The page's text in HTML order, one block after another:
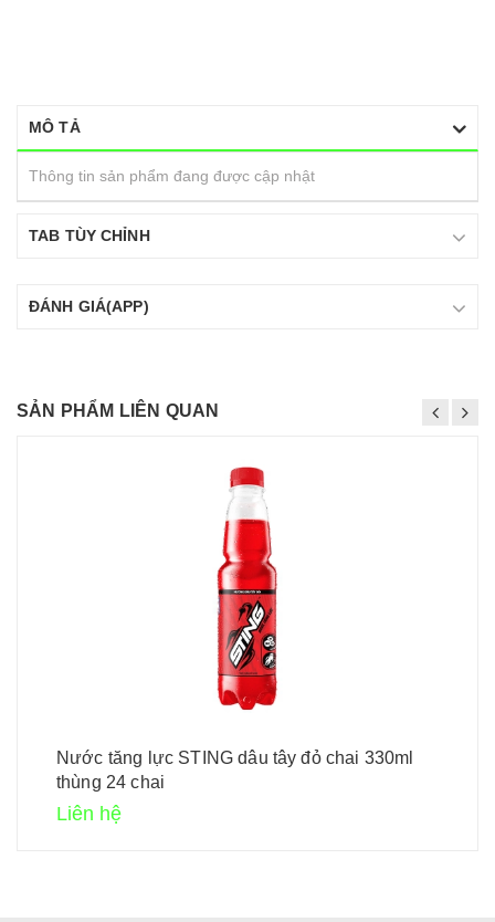
MÔ TẢ
Thông tin sản phẩm đang được cập nhật
TAB TÙY CHỈNH
ĐÁNH GIÁ(APP)
SẢN PHẨM LIÊN QUAN
Nước tăng lực STING dâu tây đỏ chai 330ml
thùng 24 chai
Liên hệ